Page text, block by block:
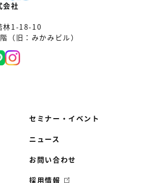
セミナー・イベント
ニュース
お問い合わせ
採用情報
会社
林1-18-10
（旧：みかみビル）